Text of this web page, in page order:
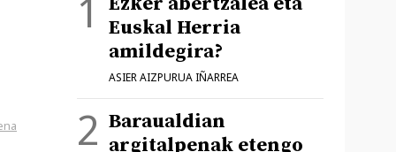
Euskal Herria
amildegira?
ASIER AIZPURUA IÑARREA
Baraualdian
argitalpenak etengo